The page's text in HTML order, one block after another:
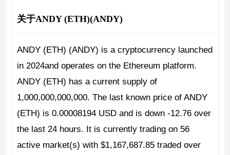
关于ANDY (ETH)(ANDY)
ANDY (ETH) (ANDY) is a cryptocurrency launched
in 2024and operates on the Ethereum platform.
ANDY (ETH) has a current supply of
1,000,000,000,000. The last known price of ANDY
(ETH) is 0.00008194 USD and is down -12.76 over
the last 24 hours. It is currently trading on 56
active market(s) with $1,167,687.85 traded over